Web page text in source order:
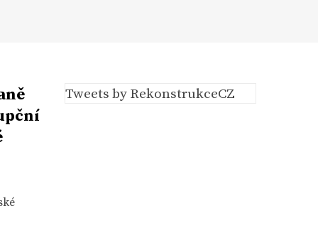
Tweets by RekonstrukceCZ